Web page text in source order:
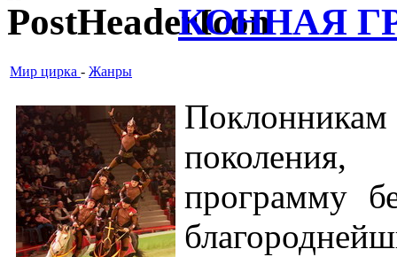
КОННАЯ
Мир цирка - Жанры
программу